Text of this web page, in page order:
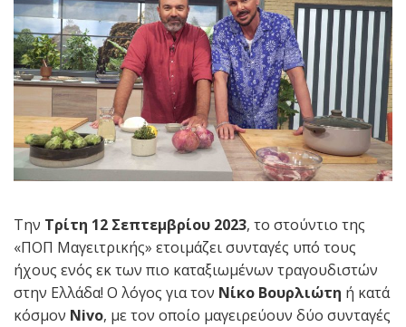
Την Τρίτη 12 Σεπτεμβρίου 2023, το στούντιο της
«ΠΟΠ Μαγειτρικής» ετοιμάζει συνταγές υπό τους
ήχους ενός εκ των πιο καταξιωμένων τραγουδιστών
στην Ελλάδα! Ο λόγος για τον Νίκο Βουρλιώτη ή κατά
κόσμον Nivo, με τον οποίο μαγειρεύουν δύο συνταγές